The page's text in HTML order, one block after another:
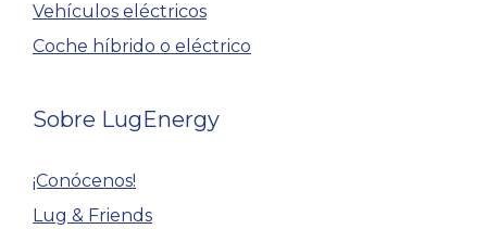
Vehículos eléctricos
Coche híbrido o eléctrico
Sobre LugEnergy
¡Conócenos!
Lug & Friends